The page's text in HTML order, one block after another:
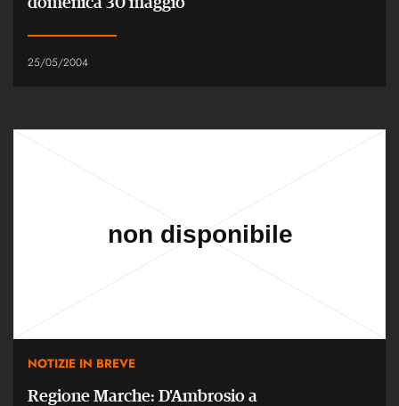
25/05/2004
NOTIZIE IN BREVE
Regione Marche: D'Ambrosio a